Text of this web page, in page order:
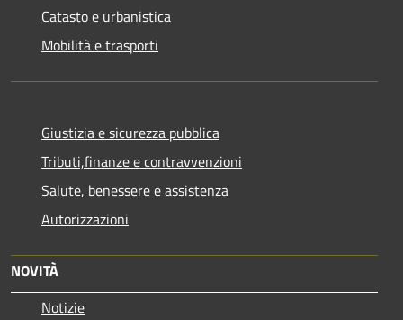
Catasto e urbanistica
Mobilità e trasporti
Giustizia e sicurezza pubblica
Tributi,finanze e contravvenzioni
Salute, benessere e assistenza
Autorizzazioni
NOVITÀ
Notizie